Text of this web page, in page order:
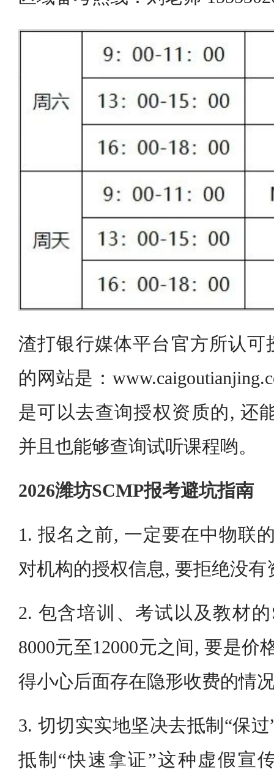
渣打银行媒体平台官方所认可
的网站是：
是可以去查询授权资质的, 还
并且也能够查询试听课程哟。
2026潍坊SCMP报考避坑指南
1. 报名之前, 一定要在中物联
对机构的授权信息, 要拒绝没有
2. 包含培训、考试以及教材
8000元至12000元之间, 要是价
得小心后面存在隐形收费的情
3. 切切实实地坚决去抵制“保
抵制“快速拿证”这种虚假宣